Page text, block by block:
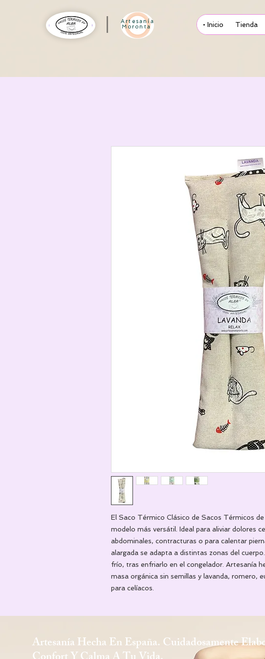
Artesanía
Moronta
• Inicio Tienda
El Saco Térmico Clásico de Sacos Térmicos
modelo más versátil. Ideal para aliviar dolores
abdominales, contracturas o para calentar
alargada se adapta a distintas zonas del
frío, tras enfriarlo en el congelador. Artesanía
masa orgánica sin semillas y lavanda, romero,
para celíacos.
Artesanía Hecha En España. Cuidadosamente